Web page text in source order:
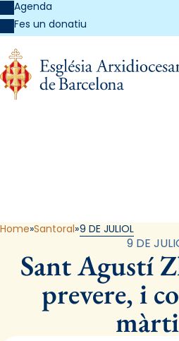
Agenda
Fes un donatiu
Home Santoral 9 DE JULIOL
9 DE
Sant Agustí
prevere, i